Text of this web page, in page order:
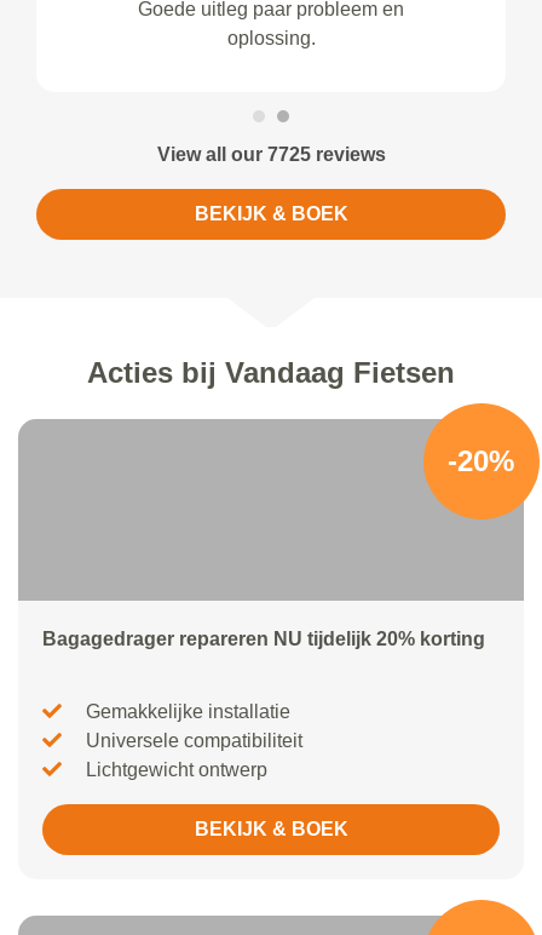
Goede uitleg paar probleem en
oplossing.
View all our 7725 reviews
BEKIJK & BOEK
Acties bij Vandaag Fietsen
-20%
Bagagedrager repareren NU tijdelijk 20% korting
Gemakkelijke installatie
Universele compatibiliteit
Lichtgewicht ontwerp
BEKIJK & BOEK